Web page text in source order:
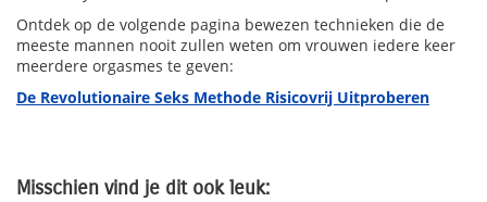
Ontdek op de volgende pagina bewezen technieken die de
meeste mannen nooit zullen weten om vrouwen iedere keer
meerdere orgasmes te geven:
De Revolutionaire Seks Methode Risicovrij Uitproberen
Misschien vind je dit ook leuk: